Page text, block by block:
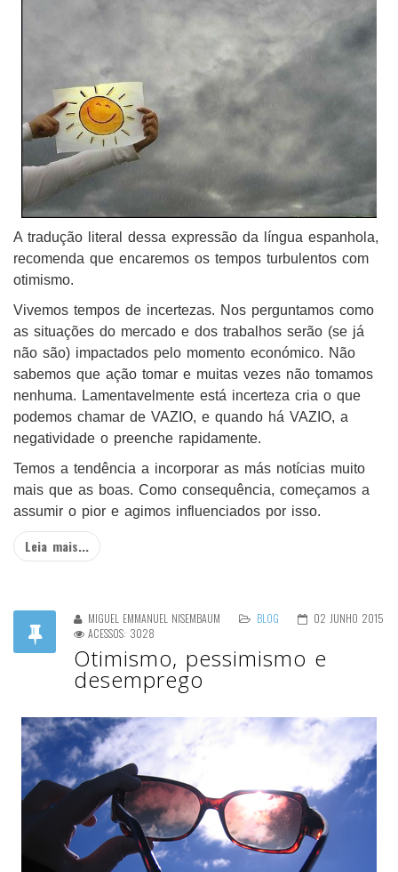
A tradução literal dessa expressão da língua espanhola,
recomenda que encaremos os tempos turbulentos com
otimismo.
Vivemos tempos de incertezas. Nos perguntamos como
as situações do mercado e dos trabalhos serão (se já
não são) impactados pelo momento económico. Não
sabemos que ação tomar e muitas vezes não tomamos
nenhuma. Lamentavelmente está incerteza cria o que
podemos chamar de VAZIO, e quando há VAZIO, a
negatividade o preenche rapidamente.
Temos a tendência a incorporar as más notícias muito
mais que as boas. Como consequência, começamos a
assumir o pior e agimos influenciados por isso.
Leia mais...
MIGUEL EMMANUEL NISEMBAUM BLOG
02 JUNHO 2015
ACESSOS: 3028
Otimismo, pessimismo e
desemprego